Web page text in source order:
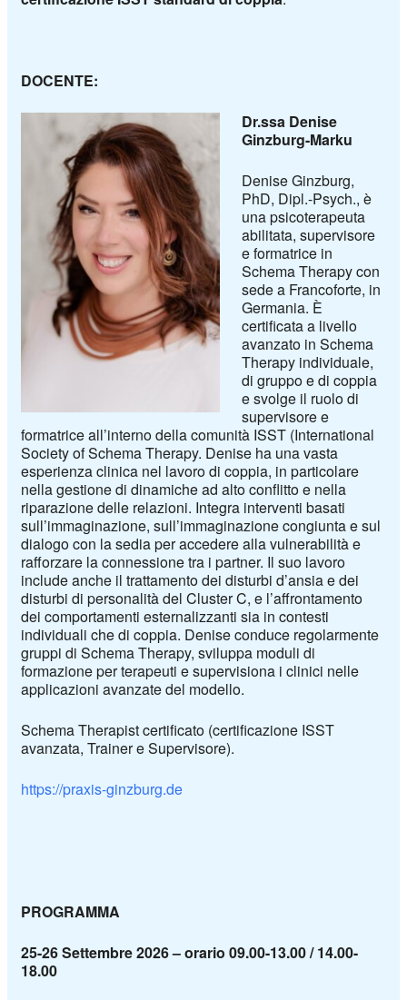
DOCENTE:
Dr.ssa Denise
Ginzburg-Marku
Denise Ginzburg,
PhD, Dipl.-Psych., è
una psicoterapeuta
abilitata, supervisore
e formatrice in
Schema Therapy con
sede a Francoforte, in
Germania. È
certificata a livello
avanzato in Schema
Therapy individuale,
di gruppo e di coppia
e svolge il ruolo di
supervisore e
formatrice all’interno della comunità ISST (International
Society of Schema Therapy. Denise ha una vasta
esperienza clinica nel lavoro di coppia, in particolare
nella gestione di dinamiche ad alto conflitto e nella
riparazione delle relazioni. Integra interventi basati
sull’immaginazione, sull’immaginazione congiunta e sul
dialogo con la sedia per accedere alla vulnerabilità e
rafforzare la connessione tra i partner. Il suo lavoro
include anche il trattamento dei disturbi d’ansia e dei
disturbi di personalità del Cluster C, e l’affrontamento
dei comportamenti esternalizzanti sia in contesti
individuali che di coppia. Denise conduce regolarmente
gruppi di Schema Therapy, sviluppa moduli di
formazione per terapeuti e supervisiona i clinici nelle
applicazioni avanzate del modello.
Schema Therapist certificato (certificazione ISST
avanzata, Trainer e Supervisore).
https://praxis-ginzburg.de
PROGRAMMA
25-26 Settembre 2026 – orario 09.00-13.00 / 14.00-
18.00